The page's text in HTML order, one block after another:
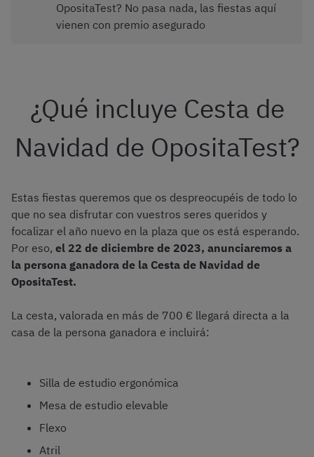
OpositaTest? No pasa nada, las fiestas aquí
vienen con premio asegurado
¿Qué incluye Cesta de
Navidad de OpositaTest?
Estas fiestas queremos que os despreocupéis de todo lo
que no sea disfrutar con vuestros seres queridos y
focalizar el año nuevo en la plaza que os está esperando.
Por eso, el 22 de diciembre de 2023, anunciaremos a
la persona ganadora de la Cesta de Navidad de
OpositaTest.
La cesta, valorada en más de 700 € llegará directa a la
casa de la persona ganadora e incluirá:
Silla de estudio ergonómica
Mesa de estudio elevable
Flexo
Atril